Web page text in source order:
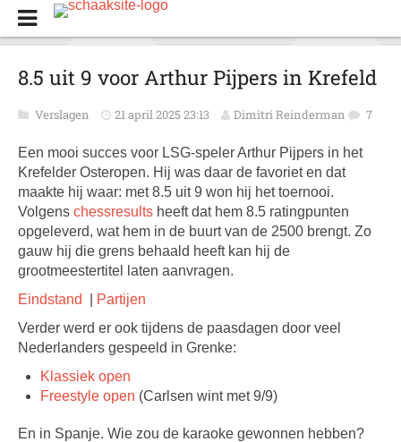
8.5 uit 9 voor Arthur Pijpers in Krefeld
Verslagen 21 april 2025 23:13 Dimitri Reinderman 7
Een mooi succes voor LSG-speler Arthur Pijpers in het
Krefelder Osteropen. Hij was daar de favoriet en dat
maakte hij waar: met 8.5 uit 9 won hij het toernooi.
Volgens chessresults heeft dat hem 8.5 ratingpunten
opgeleverd, wat hem in de buurt van de 2500 brengt. Zo
gauw hij die grens behaald heeft kan hij de
grootmeestertitel laten aanvragen.
Eindstand
Partijen
Verder werd er ook tijdens de paasdagen door veel
Nederlanders gespeeld in Grenke:
Klassiek open
Freestyle open (Carlsen wint met 9/9)
En in Spanje. Wie zou de karaoke gewonnen hebben?